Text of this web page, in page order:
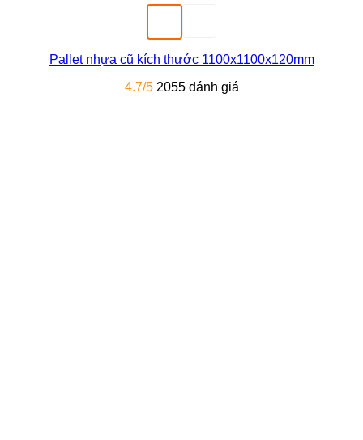
Pallet nhựa cũ kích thước 1100x1100x120mm
4.7/5 2055 đánh giá